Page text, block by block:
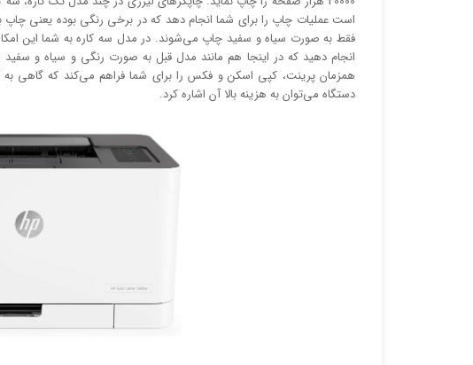
است عملیات چاپ را برای شما انجام دهد که در برخی رنگی بوده یعنی
فقط به صورت سیاه و سفید چاپ می‌شوند. در مدل سه کاره به شما این
انجام دهید که در اینجا هم مانند مدل قبل به صورت رنگی و سیاه و
همزمان پرینت، کپی اسکن و فکس را برای شما فراهم می‌کند که گاهی به
دستگاه می‌توان به هزینه بالا آن اشاره کرد.